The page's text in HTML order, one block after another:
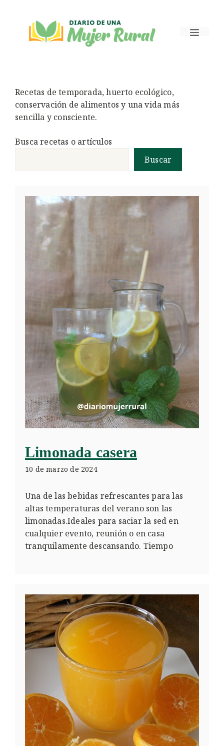
contenido
Menú
Recetas de temporada, huerto ecológico,
conservación de alimentos y una vida más
sencilla y consciente.
Busca recetas o artículos
Buscar
Limonada casera
10 de marzo de 2024
Una de las bebidas refrescantes para las
altas temperaturas del verano son las
limonadas.Ideales para saciar la sed en
cualquier evento, reunión o en casa
tranquilamente descansando. Tiempo